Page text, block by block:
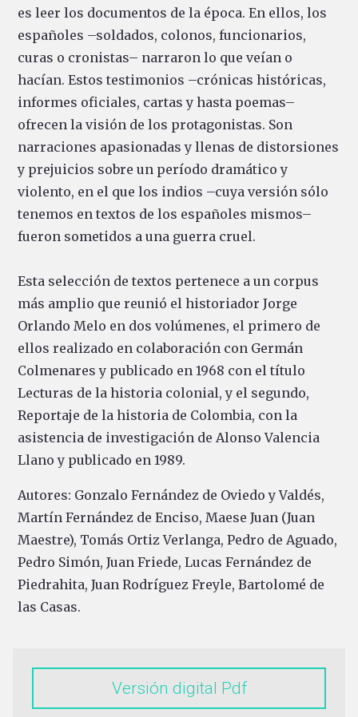
es leer los documentos de la época. En ellos, los
españoles –soldados, colonos, funcionarios,
curas o cronistas– narraron lo que veían o
hacían. Estos testimonios –crónicas históricas,
informes oficiales, cartas y hasta poemas–
ofrecen la visión de los protagonistas. Son
narraciones apasionadas y llenas de distorsiones
y prejuicios sobre un período dramático y
violento, en el que los indios –cuya versión sólo
tenemos en textos de los españoles mismos–
fueron sometidos a una guerra cruel.
Esta selección de textos pertenece a un corpus
más amplio que reunió el historiador Jorge
Orlando Melo en dos volúmenes, el primero de
ellos realizado en colaboración con Germán
Colmenares y publicado en 1968 con el título
Lecturas de la historia colonial, y el segundo,
Reportaje de la historia de Colombia, con la
asistencia de investigación de Alonso Valencia
Llano y publicado en 1989.
Autores: Gonzalo Fernández de Oviedo y Valdés,
Martín Fernández de Enciso, Maese Juan (Juan
Maestre), Tomás Ortiz Verlanga, Pedro de Aguado,
Pedro Simón, Juan Friede, Lucas Fernández de
Piedrahita, Juan Rodríguez Freyle, Bartolomé de
las Casas.
Versión digital